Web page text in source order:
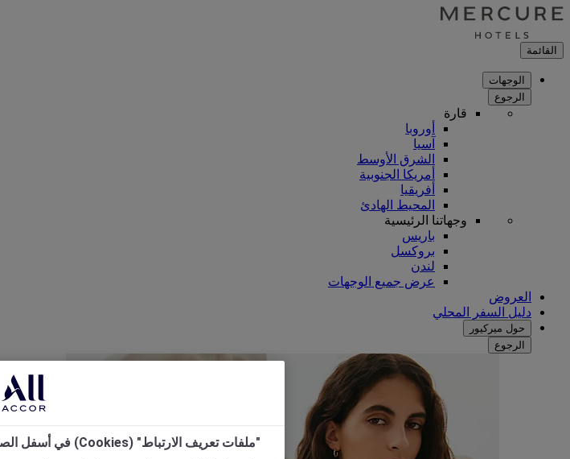
القائمة
الوجهات
الرجوع
قارة
أوروبا
آسيا
الشرق الأوسط
أمريكا الجنوبية
أفريقيا
المحيط الهادئ
وجهاتنا الرئيسية
باريس
بروكسل
لندن
عرض جميع الوجهات
العروض
دليل السفر المحلي
حول ميركيور
الرجوع
"ملفات تعريف الارتباط" (Cookies) في أسفل الصفحة.